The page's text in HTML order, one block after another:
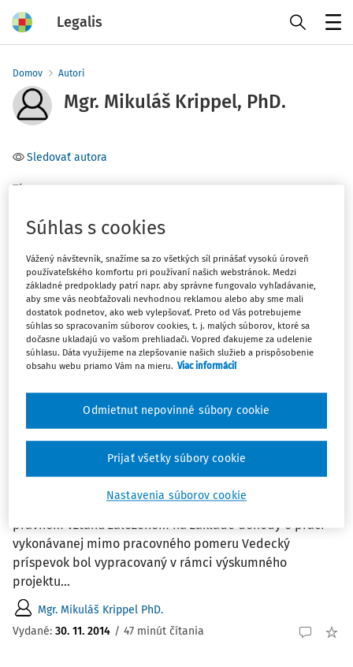
Legalis
Domov Autori
Mgr. Mikuláš Krippel, PhD.
Sledovať autora
Téma
Filter
Počet vyhľadaných dokumentov:1
Zoradiť podľa:
Najnovšie
Najstaršie
Aktuálne zmeny v sociálnom poistení
týkajúce sa osôb v právnom vzťahu
založenom na základe dohody o práci
vykonávanej mimo pracovného pomeru
Aktuálne zmeny v sociálnom poistení týkajúce sa osôb v
právnom vzťahu založenom na základe dohody o práci
vykonávanej mimo pracovného pomeru Vedecký
príspevok bol vypracovaný v rámci výskumného
projektu...
Mgr. Mikuláš Krippel PhD.
Vydané: 30. 11. 2014 / 47 minút čítania
Súhlas s cookies
Vážený návštevník, snažíme sa zo všetkých síl prinášať vysokú úroveň
používateľského komfortu pri používaní našich webstránok. Medzi
základné predpoklady patrí napr. aby správne fungovalo vyhľadávanie,
aby sme vás neobťažovali nevhodnou reklamou alebo aby sme mali
dostatok podnetov, ako web vylepšovať. Preto od Vás potrebujeme
súhlas so spracovaním súborov cookies, t. j. malých súborov, ktoré sa
dočasne ukladajú vo vašom prehliadači. Vopred ďakujeme za udelenie
súhlasu. Dáta využijeme na zlepšovanie našich služieb a prispôsobenie
obsahu webu priamo Vám na mieru. Viac informácií
Nastavenia súborov cookie
Odmietnut nepovinné súbory cookie
Prijať všetky súbory cookie